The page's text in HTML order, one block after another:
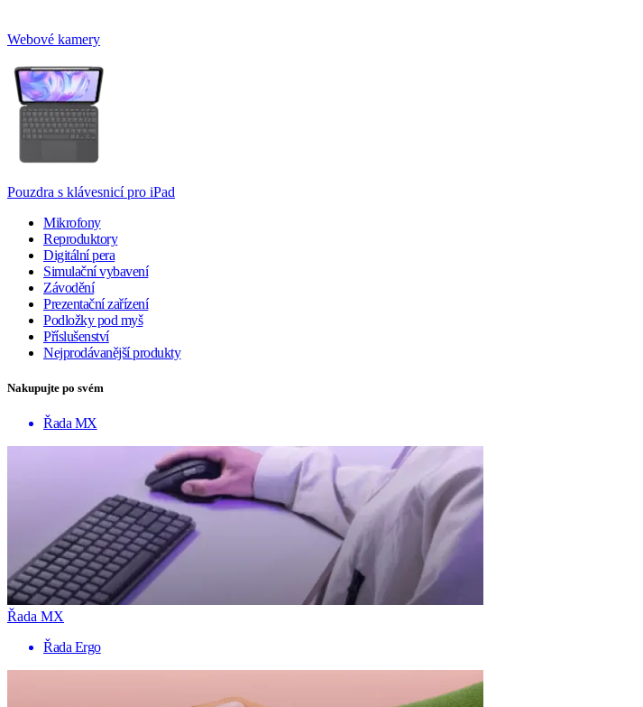
Webové kamery
Pouzdra s klávesnicí pro iPad
Mikrofony
Reproduktory
Digitální pera
Simulační vybavení
Závodění
Prezentační zařízení
Podložky pod myš
Příslušenství
Nejprodávanější produkty
Nakupujte po svém
Řada MX
Řada MX
Řada Ergo